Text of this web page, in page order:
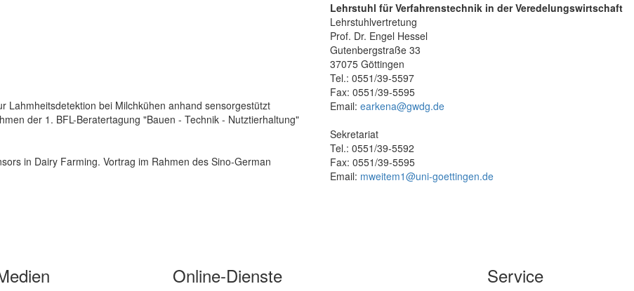
Lahmheitsdetektion bei Milchkühen anhand sensorgestützt
der 1. BFL-Beratertagung "Bauen - Technik - Nutztierhaltung"
in Dairy Farming. Vortrag im Rahmen des Sino-German
Lehrstuhl für Verfahrenstechnik in der Veredelungswirtschaft
Lehrstuhlvertretung
Prof. Dr. Engel Hessel
Gutenbergstraße 33
37075 Göttingen
Tel.: 0551/39-5597
Fax: 0551/39-5595
Email: earkena@gwdg.de
Sekretariat
Tel.: 0551/39-5592
Fax: 0551/39-5595
Email: mweitem1@uni-goettingen.de
Online-Dienste Service